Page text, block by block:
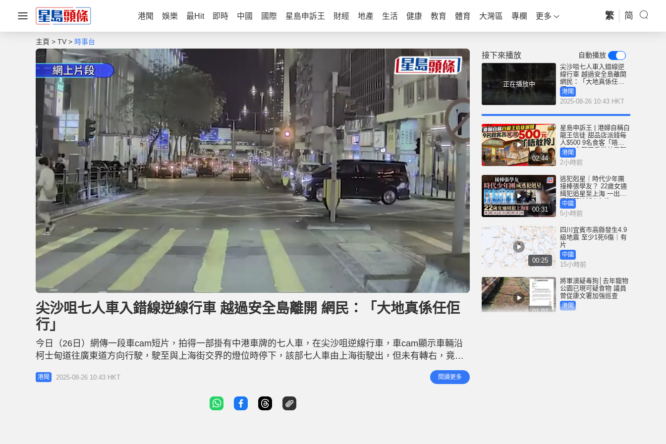
港聞 娛樂 最Hit 即時 中國 國際 星島申訴王 財經 地產 生活 健康 教育 體育 大灣區 專欄 更多 繁 简
主頁 TV 時事台
n
u
e
o
d
e
d
0
0
%
尖沙咀七人車入錯線逆線行車 越過安全島離開 網民：「大地真係任佢
行」
今日（26日）網傳一段車cam短片，拍得一部掛有中港車牌的七人車，在尖沙咀逆線行車，車cam顯示車輛沿
柯士甸道往廣東道方向行駛，駛至與上海街交界的燈位時停下，該部七人車由上海街駛出，但未有轉右，竟反
方向突然轉左，逆線行車。 七人車司機其後發現轉左後與停在燈位前的車輛「相遇」，情況尷尬，他竟繼續順
勢駛前，越過安全島駛過對面行車線，沿柯士甸道往彌敦道方向離開。 影片上載後，引來大批網民熱議，有人
港聞 2025-08-26 10:43 HKT 閱讀更多
接下來播放 自動播放
正在播放中
尖沙咀七人車入錯線逆
線行車 越過安全島離開
網民：「大地真係任佢
行」
港聞
2025-08-26 10:43 HKT
02:44
星島申訴王 | 港婦自稱白
龍王信徒 甜品店派錢每
人$500 9名食客「唔敢
拎」 白龍王香港弟子親
解謎團
港聞
2小時前
00:31
逃犯剋星｜時代少年團
接棒張學友？ 22歲女通
緝犯追星至上海 一出地
鐵閘即被捕 | 有片
中國
5小時前
00:25
四川宜賓市高縣發生4.9
級地震 至少1死6傷｜有
片
中國
15小時前
01:07
將軍澳疑毒狗│去年寵物
公園已現可疑食物 議員
曾促康文署加強巡查
港聞